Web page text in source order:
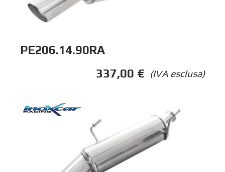
PE206.14.90RA
(IVA esclusa)
337,00 €